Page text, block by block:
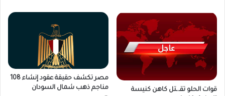
قوات الحلو تقـ.ـتل كاهن كنيسة
مصر تكشف حقيقة عقود إنشاء 108
مناجم ذهب شمال السودان